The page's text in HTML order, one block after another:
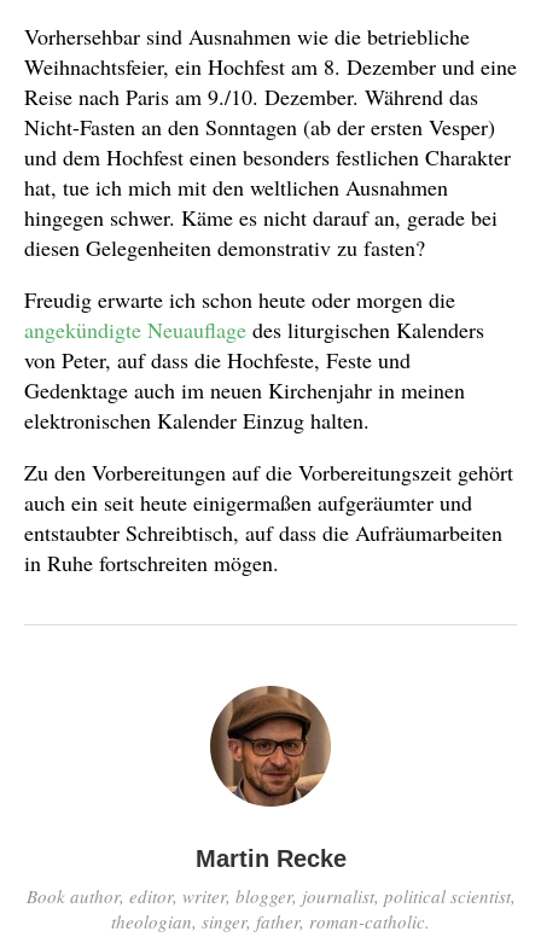
Vorhersehbar sind Ausnahmen wie die betriebliche
Weihnachtsfeier, ein Hochfest am 8. Dezember und eine
Reise nach Paris am 9./10. Dezember. Während das
Nicht-Fasten an den Sonntagen (ab der ersten Vesper)
und dem Hochfest einen besonders festlichen Charakter
hat, tue ich mich mit den weltlichen Ausnahmen
hingegen schwer. Käme es nicht darauf an, gerade bei
diesen Gelegenheiten demonstrativ zu fasten?
Freudig erwarte ich schon heute oder morgen die
angekündigte Neuauflage des liturgischen Kalenders
von Peter, auf dass die Hochfeste, Feste und
Gedenktage auch im neuen Kirchenjahr in meinen
elektronischen Kalender Einzug halten.
Zu den Vorbereitungen auf die Vorbereitungszeit gehört
auch ein seit heute einigermaßen aufgeräumter und
entstaubter Schreibtisch, auf dass die Aufräumarbeiten
in Ruhe fortschreiten mögen.
Martin Recke
Book author, editor, writer, blogger, journalist, political scientist,
theologian, singer, father, roman-catholic.